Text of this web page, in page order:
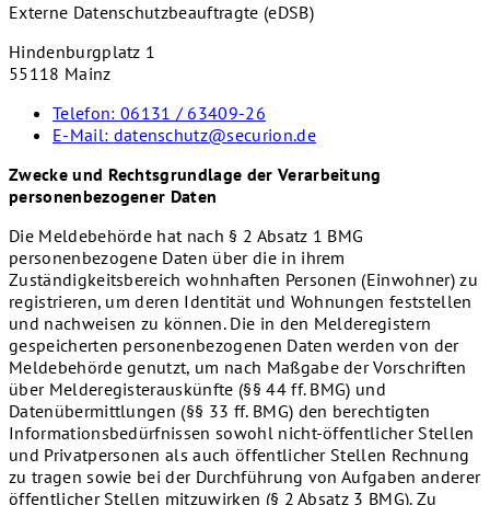
Externe Datenschutzbeauftragte (eDSB)
Hindenburgplatz 1
55118 Mainz
Telefon: 06131 / 63409-26
E-Mail: datenschutz@securion.de
Zwecke und Rechtsgrundlage der Verarbeitung
personenbezogener Daten
Die Meldebehörde hat nach § 2 Absatz 1 BMG
personenbezogene Daten über die in ihrem
Zuständigkeitsbereich wohnhaften Personen (Einwohner) zu
registrieren, um deren Identität und Wohnungen feststellen
und nachweisen zu können. Die in den Melderegistern
gespeicherten personenbezogenen Daten werden von der
Meldebehörde genutzt, um nach Maßgabe der Vorschriften
über Melderegisterauskünfte (§§ 44 ff. BMG) und
Datenübermittlungen (§§ 33 ff. BMG) den berechtigten
Informationsbedürfnissen sowohl nicht-öffentlicher Stellen
und Privatpersonen als auch öffentlicher Stellen Rechnung
zu tragen sowie bei der Durchführung von Aufgaben anderer
öffentlicher Stellen mitzuwirken (§ 2 Absatz 3 BMG). Zu